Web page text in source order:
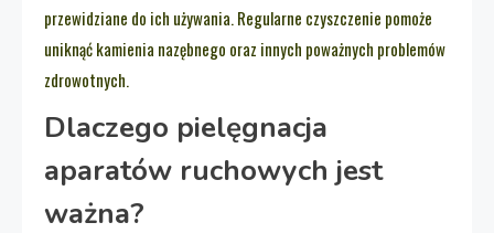
przewidziane do ich używania. Regularne czyszczenie pomoże
uniknąć kamienia nazębnego oraz innych poważnych problemów
zdrowotnych.
Dlaczego pielęgnacja
aparatów ruchowych jest
ważna?